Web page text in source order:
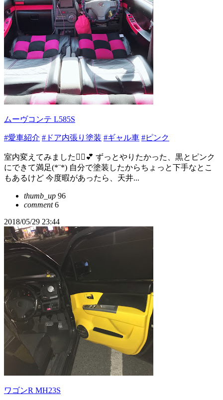
ムーヴコンテ L585S
#愛車紹介 #ドア内張り塗装 #ギャル車 #ピンク
室内変えてみました🙆‍♀️💕 ずっとやりたかった、黒とピンク
にできて満足(*¨*) 自分で塗装したからちょっと下手なとこ
もあるけど 今度暇があったら、天井...
thumb_up 96
comment6
2018/05/29 23:44
ワゴンR MH23S